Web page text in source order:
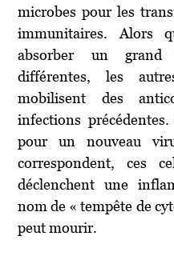
microbes pour les
immunitaires. Alors
absorber un grand
différentes, les
mobilisent des
infections
pour un nouveau
correspondent, ces
déclenchent une
nom de « tempête de
peut mourir.